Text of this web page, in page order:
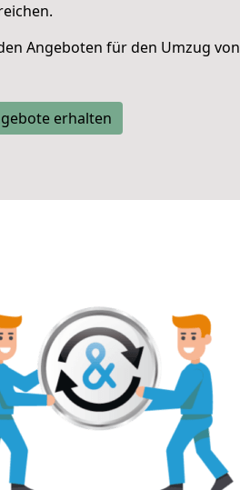
Angeboten für den Umzug von
erhalten